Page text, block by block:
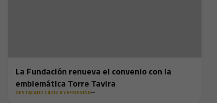
La Fundación renueva el convenio con la
emblemática Torre Tavira
DESTACADO CÁDIZ B Y FEMENINO